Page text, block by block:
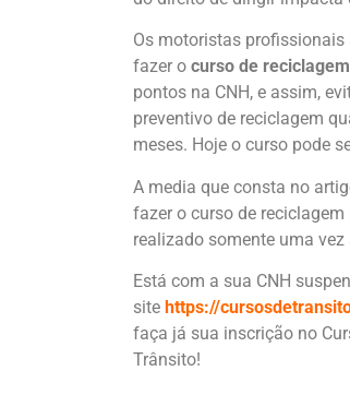
Os motoristas
fazer o curso de
pontos na CNH, e assim,
preventivo de reciclagem
meses. Hoje o curso pode
A media que consta no
fazer o curso de
realizado somente uma vez
Está com a sua CNH
site https://
faça já sua inscrição no
Trânsito!